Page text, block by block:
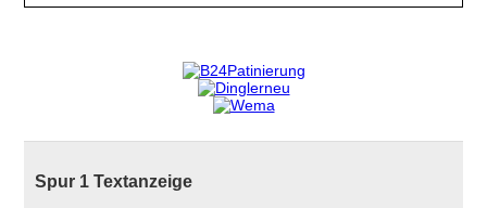
Spur 1 Textanzeige